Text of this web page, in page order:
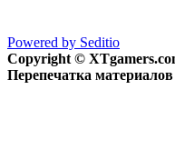
Powered by Seditio
Copyright ©
Перепечатка